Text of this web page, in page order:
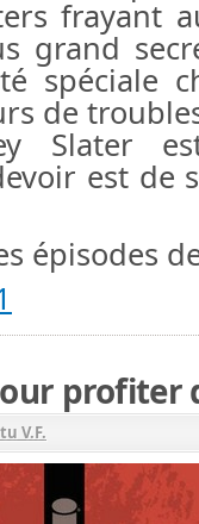
frayant
grand
spéciale
de
Slater
est de
épisodes
profiter
V.F.